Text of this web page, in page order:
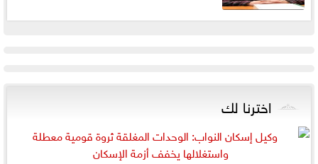
اخترنا لك